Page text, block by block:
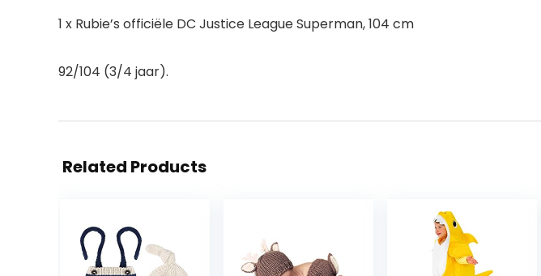
1 x Rubie’s officiële DC Justice League Superman, 104 cm
92/104 (3/4 jaar).
Related Products